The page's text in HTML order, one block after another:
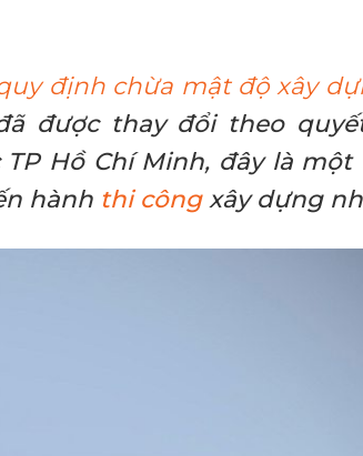
định chừa mật độ xây
được thay đổi theo
Hồ Chí Minh, đây là
hành thi côngxây dựng